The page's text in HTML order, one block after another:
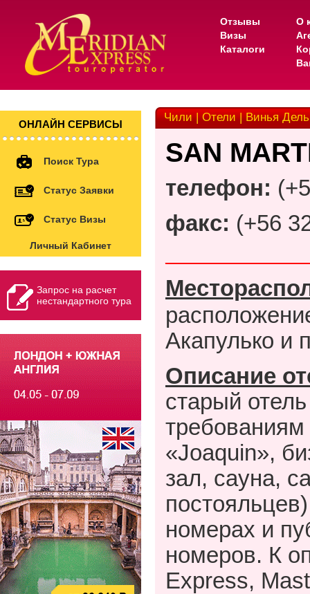
Отзывы
Визы
Каталоги
О
ОНЛАЙН СЕРВИСЫ
Поиск Тура
Статус Заявки
Статус Визы
Личный Кабинет
Запрос на расчет
нестандартного тура
Чили | Отели | Винья
SAN
телефон:
факс: (+56
Акапулько и
Описание
старый
требованиям
«Joaquin»,
зал, сауна,
номерах и
номеров. К
Express,